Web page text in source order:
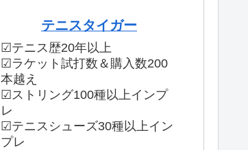
テニスタイガー
☑テニス歴20年以上
☑ラケット試打数＆購入数200
本越え
☑ストリング100種以上インプ
レ
☑テニスシューズ30種以上イン
プレ